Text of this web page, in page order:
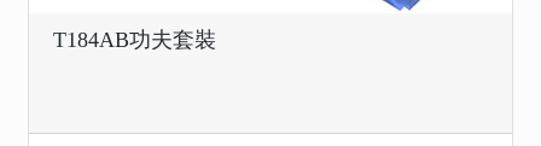
T184AB功夫套裝